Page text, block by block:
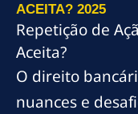
ACEITA? 2025
Repetição de
Aceita?
O direito
nuances e